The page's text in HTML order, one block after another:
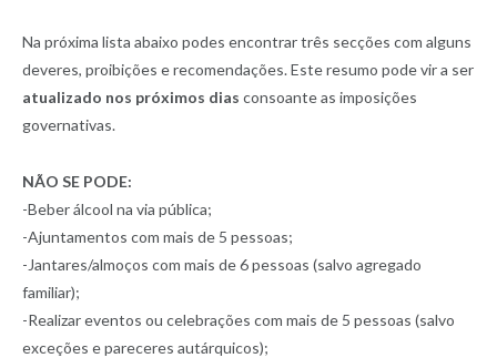
Na próxima lista abaixo podes encontrar três secções com alguns
deveres, proibições e recomendações. Este resumo pode vir a ser
atualizado nos próximos dias consoante as imposições
governativas.
NÃO SE PODE:
-Beber álcool na via pública;
-Ajuntamentos com mais de 5 pessoas;
-Jantares/almoços com mais de 6 pessoas (salvo agregado
familiar);
-Realizar eventos ou celebrações com mais de 5 pessoas (salvo
exceções e pareceres autárquicos);